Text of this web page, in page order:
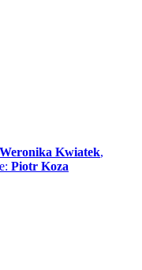
Weronika Kwiatek,
Piotr Koza